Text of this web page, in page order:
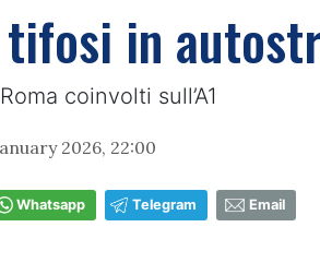
in
coinvolti sull’A1
2026, 22:00
Whatsapp Telegram Email